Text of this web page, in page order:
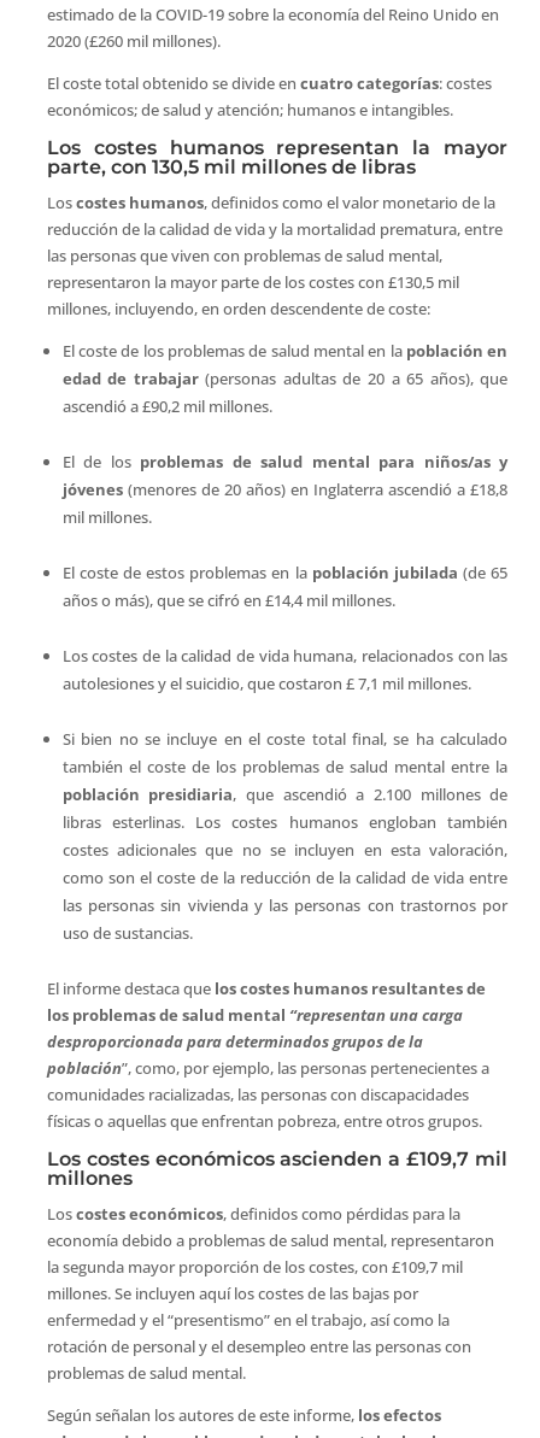
estimado de la COVID-19 sobre la economía del Reino Unido en
2020 (£260 mil millones).
El coste total obtenido se divide en cuatro categorías: costes
económicos; de salud y atención; humanos e intangibles.
Los costes humanos representan la mayor
parte, con 130,5 mil millones de libras
Loscostes humanos, definidos como el valor monetario de la
reducción de la calidad de vida y la mortalidad prematura, entre
las personas que viven con problemas de salud mental,
representaron la mayor parte de los costes con £130,5 mil
millones, incluyendo, en orden descendente de coste:
El coste de los problemas de salud mental en la población en
edad de trabajar(personas adultas de 20 a 65 años), que
ascendió a £90,2 mil millones.
El de los problemas de salud mental para niños/as y
jóvenes(menores de 20 años) en Inglaterra ascendió a £18,8
mil millones.
El coste de estos problemas en la población jubilada(de 65
años o más), que se cifró en £14,4 mil millones.
Los costes de la calidad de vida humana, relacionados con las
autolesiones y el suicidio, que costaron £ 7,1 mil millones.
Si bien no se incluye en el coste total final, se ha calculado
también el coste de los problemas de salud mental entre la
población presidiaria, que ascendió a 2.100 millones de
libras esterlinas. Los costes humanos engloban también
costes adicionales que no se incluyen en esta valoración,
como son el coste de la reducción de la calidad de vida entre
las personas sin vivienda y las personas con trastornos por
uso de sustancias.
El informe destaca que los costes humanos resultantes de
los problemas de salud mental “representan una carga
desproporcionada para determinados grupos de la
población”, como, por ejemplo, las personas pertenecientes a
comunidades racializadas, las personas con discapacidades
físicas o aquellas que enfrentan pobreza, entre otros grupos.
Los costes económicos ascienden a £109,7 mil
millones
Loscostes económicos, definidos como pérdidas para la
economía debido a problemas de salud mental, representaron
la segunda mayor proporción de los costes, con £109,7 mil
millones. Se incluyen aquí los costes de las bajas por
enfermedad y el “presentismo” en el trabajo, así como la
rotación de personal y el desempleo entre las personas con
problemas de salud mental.
Según señalan los autores de este informe, los efectos